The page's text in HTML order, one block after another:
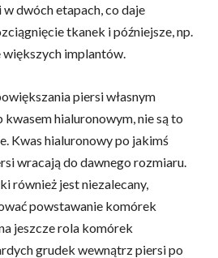
dwóch etapach, co daje
tkanek i późniejsze, np.
implantów.
piersi własnym
hialuronowym, nie są to
Kwas hialuronowy po jakimś
wracają do dawnego rozmiaru.
również jest niezalecany,
powstawanie komórek
jeszcze rola komórek
grudek wewnątrz piersi po